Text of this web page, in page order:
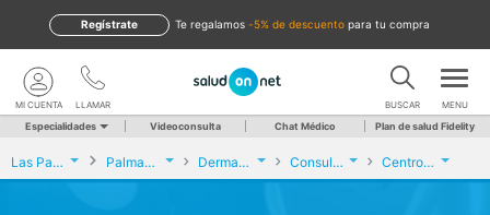
te regalamos -5% de descuento para tu compra
Regístrate
LLAMAR
MI CUENTA BUSCAR MENU
Especialidades Videoconsulta Chat Médico Plan de salud Fidelity
Las Palmas Palmas de Gran Canaria (Las) Dermatología Consulta de Dermatología Centro Medico KOA